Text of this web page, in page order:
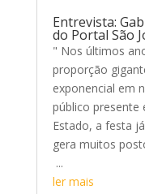
Entrevista:
do Portal São
" Nos últimos
proporção
exponencial em
público presente
Estado, a festa
gera muitos
...
ler mais